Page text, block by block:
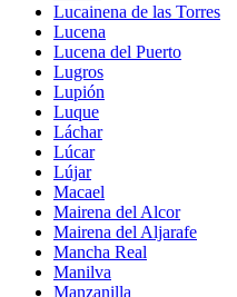
Lucainena de las Torres
Lucena
Lucena del Puerto
Lugros
Lupión
Luque
Láchar
Lúcar
Lújar
Macael
Mairena del Alcor
Mairena del Aljarafe
Mancha Real
Manilva
Manzanilla